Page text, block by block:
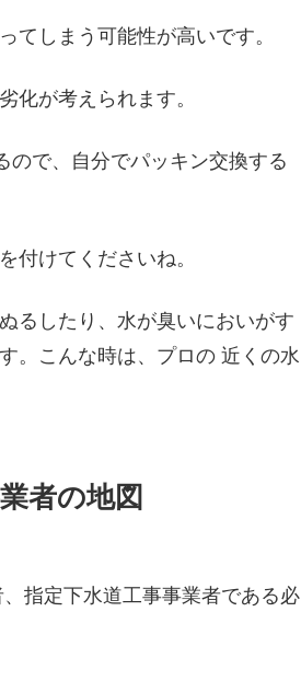
てしまう可能性が高いです。
化が考えられます。
ので、自分でパッキン交換する
付けてくださいね。
るしたり、水が臭いにおいがす
。こんな時は、プロの 近くの水
者の地図
指定下水道工事事業者である必